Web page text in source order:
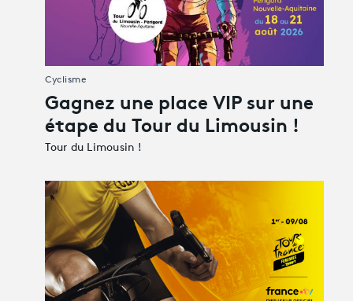
Gagnez une place VIP sur une
étape du Tour du Limousin !
Tour du Limousin !
Cyclisme